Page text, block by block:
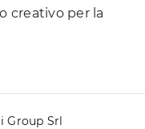
creativo per la
Group Srl